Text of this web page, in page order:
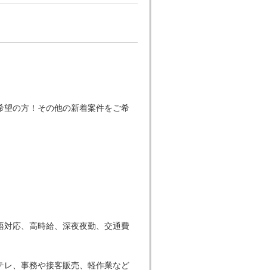
の方！その他の新着案件をご希
応、高時給、深夜夜勤、交通費
、事務や接客販売、軽作業など